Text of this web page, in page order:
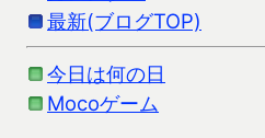
最新(ブログTOP)
今日は何の日
Mocoゲーム